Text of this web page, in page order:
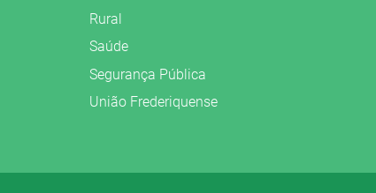
Rural
Saúde
Segurança Pública
União Frederiquense